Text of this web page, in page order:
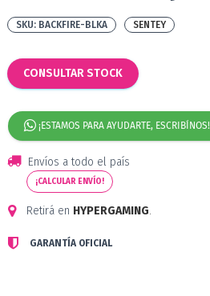
BACKFIRE-BLKA SENTEY
CONSULTAR STOCK
¡ESTAMOS PARA AYUDARTE, ESCRIBÍNOS!
Envíos a todo el país
¡CALCULAR ENVÍO!
Retirá en HYPERGAMING.
GARANTÍA OFICIAL